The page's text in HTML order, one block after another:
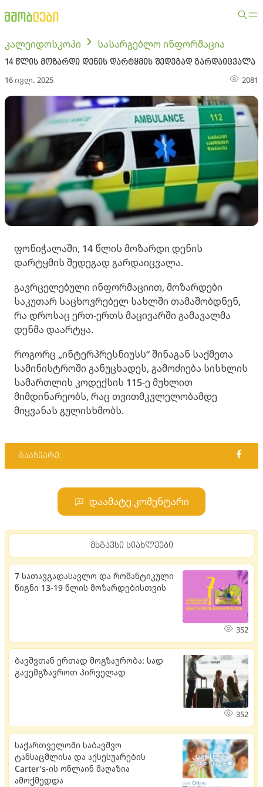
კალეიდოსკოპი სასარგებლო ინფორმაცია
14 წლის მოზარდი დენის დარტყმის შედეგად გარდაიცვალა
16 ივლ. 2025 2081
ფონიჭალაში, 14 წლის მოზარდი დენის
დარტყმის შედეგად გარდაიცვალა.
გავრცელებული ინფორმაციით, მოზარდები
საკუთარ საცხოვრებელ სახლში თამაშობდნენ,
რა დროსაც ერთ-ერთს მაცივარში გამავალმა
დენმა დაარტყა.
როგორც „ინტერპრესნიუსს“ შინაგან საქმეთა
სამინისტროში განუცხადეს, გამოძიება სისხლის
სამართლის კოდექსის 115-ე მუხლით
მიმდინარეობს, რაც თვითმკვლელობამდე
მიყვანას გულისხმობს.
გააზიარე:
დაამატე კომენტარი
მსგავსი სიახლეები
7 სათავგადასავლო და რომანტიკული
წიგნი 13-19 წლის მოზარდებისთვის
352
ბავშვთან ერთად მოგზაურობა: სად
გავემგზავროთ პირველად
352
საქართველოში საბავშვო
ტანსაცმლისა და აქსესუარების
Carter’s-ის ონლაინ მაღაზია
ამოქმედდა